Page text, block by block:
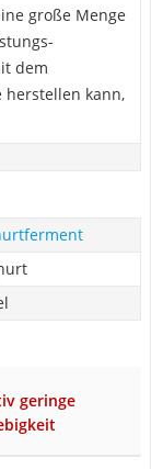
große Menge
dem
herstellen kann,
geringe